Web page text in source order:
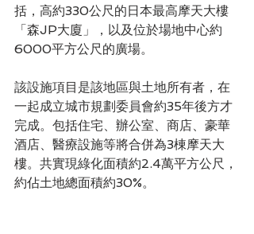
括，高約330公尺的日本最高摩天大樓
「森JP大廈」，以及位於場地中心約
6000平方公尺的廣場。
該設施項目是該地區與土地所有者，在
一起成立城市規劃委員會約35年後方才
完成。包括住宅、辦公室、商店、豪華
酒店、醫療設施等將合併為3棟摩天大
樓。共實現綠化面積約2.4萬平方公尺，
約佔土地總面積約30%。